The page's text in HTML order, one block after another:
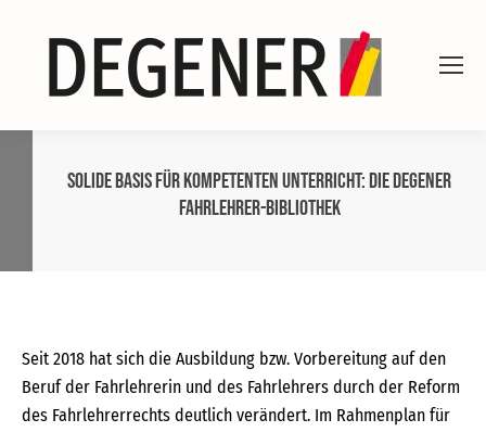
Solide Basis für kompetenten Unterricht: die DEGENER
Fahrlehrer-Bibliothek
Seit 2018 hat sich die Ausbildung bzw. Vorbereitung auf den
Beruf der Fahrlehrerin und des Fahrlehrers durch der Reform
des Fahrlehrerrechts deutlich verändert. Im Rahmenplan für